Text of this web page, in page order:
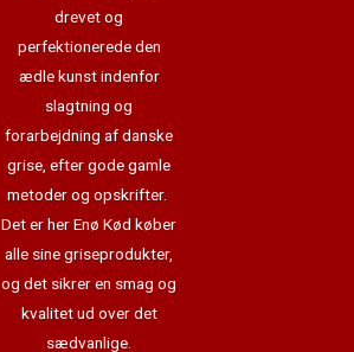
drevet og
perfektionerede den
ædle kunst indenfor
slagtning og
forarbejdning af danske
grise, efter gode gamle
metoder og opskrifter.
Det er her Enø Kød køber
alle sine griseprodukter,
og det sikrer en smag og
kvalitet ud over det
sædvanlige.